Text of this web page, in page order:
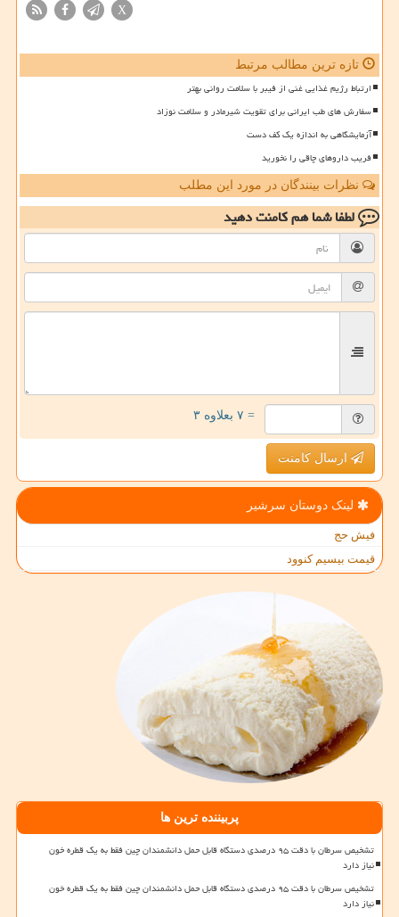
X
تازه ترین مطالب مرتبط
ارتباط رژیم غذایی غنی از فیبر با سلامت روانی بهتر
سفارش های طب ایرانی برای تقویت شیرمادر و سلامت نوزاد
آزمایشگاهی به اندازه یک کف دست
فریب داروهای چاقی را نخورید
نظرات بینندگان در مورد این مطلب
لطفا شما همکامنت دهید
= ۷ بعلاوه ۳
ارسال کامنت
لینک دوستان سرشیر
فیش حج
قیمت بیسیم کنوود
پربیننده ترین ها
تشخیص سرطان با دقت ۹۵ درصدی دستگاه قابل حمل دانشمندان چین فقط به یک قطره خون
نیاز دارد
تشخیص سرطان با دقت ۹۵ درصدی دستگاه قابل حمل دانشمندان چین فقط به یک قطره خون
نیاز دارد